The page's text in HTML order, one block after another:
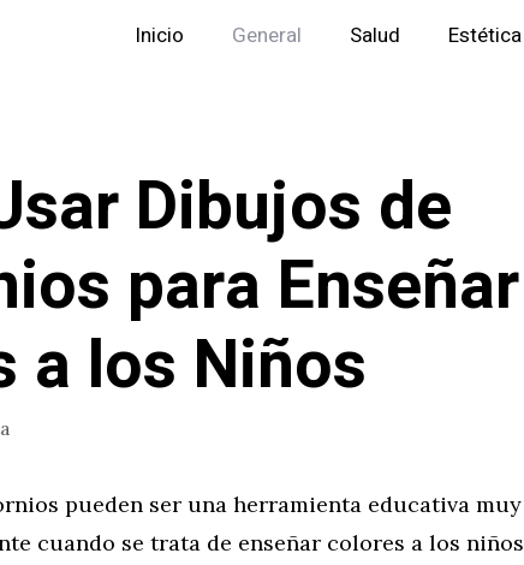
Inicio General Salud Estética
Dibujos de
para Enseñar
a los Niños
pueden ser una herramienta educativa muy
cuando se trata de enseñar colores a los niños